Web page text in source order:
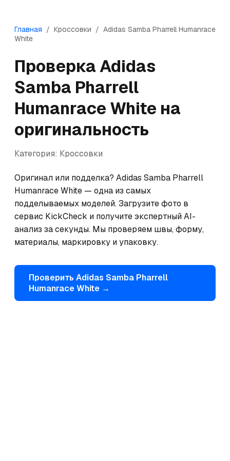
Главная / Кроссовки / Adidas Samba Pharrell Humanrace
White
ПроверкаAdidas
Samba Pharrell
Humanrace White на
оригинальность
Категория: Кроссовки
Оригинал или подделка? Adidas Samba Pharrell
Humanrace White — одна из самых
подделываемых моделей. Загрузите фото в
сервис KickCheck и получите экспертный AI-
анализ за секунды. Мы проверяем швы, форму,
материалы, маркировку и упаковку.
Проверить Adidas Samba Pharrell
Humanrace White →